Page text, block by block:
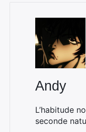
Andy
L’habitude
seconde